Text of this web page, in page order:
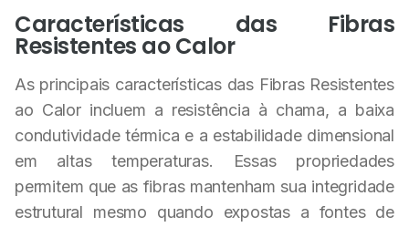
Características das Fibras
Resistentes ao Calor
As principais características das Fibras Resistentes
ao Calor incluem a resistência à chama, a baixa
condutividade térmica e a estabilidade dimensional
em altas temperaturas. Essas propriedades
permitem que as fibras mantenham sua integridade
estrutural mesmo quando expostas a fontes de